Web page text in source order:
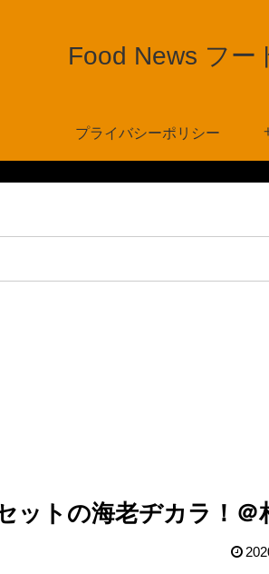
Food News フー
プライバシーポリシー
ットの海老ヂカラ！＠